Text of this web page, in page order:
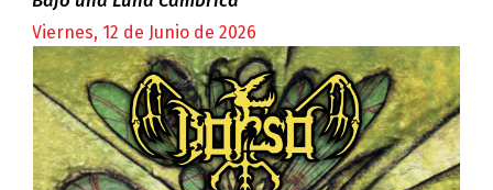
Viernes, 12 de Junio de 2026